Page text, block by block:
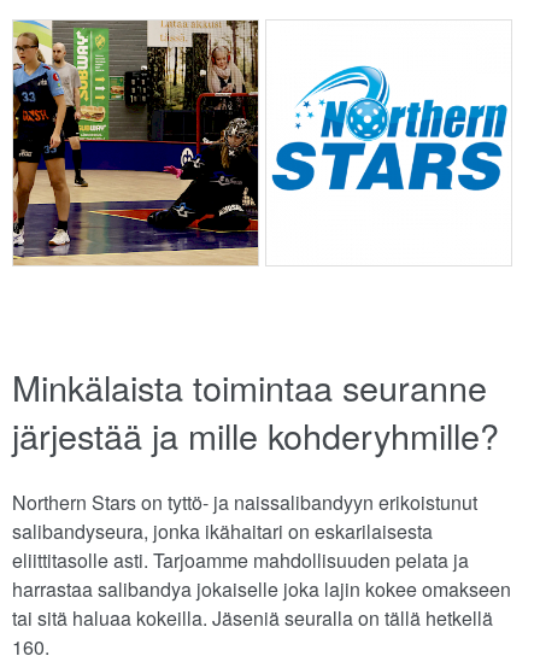
Minkälaista toimintaa seuranne
järjestää ja mille kohderyhmille?
Northern Stars on tyttö- ja naissalibandyyn erikoistunut
salibandyseura, jonka ikähaitari on eskarilaisesta
eliittitasolle asti. Tarjoamme mahdollisuuden pelata ja
harrastaa salibandya jokaiselle joka lajin kokee omakseen
tai sitä haluaa kokeilla. Jäseniä seuralla on tällä hetkellä
160.